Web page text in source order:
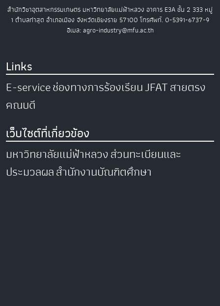
สำนักวิชาอุตสาหกรรมเกษตร มหาวิทยาลัยแม่ฟ้าหลวง อาคาร E3A ชั้น 2 333 หมู่
1 ตำบลท่าสุด อำเภอเมือง จังหวัดเชียงราย 57100 โทรศัพท์. 0-5391-6737-9
อีเมล: agro-industry@mfu.ac.th
Links
E-serviceช่องทางการร้องเรียนJFATสายตรง
คณบดี
เว็บไซต์ที่เกี่ยวข้อง
มหาวิทยาลัยแม่ฟ้าหลวงส่วนทะเบียนและ
ประมวลผลสำนักงานบัณฑิตศึกษา